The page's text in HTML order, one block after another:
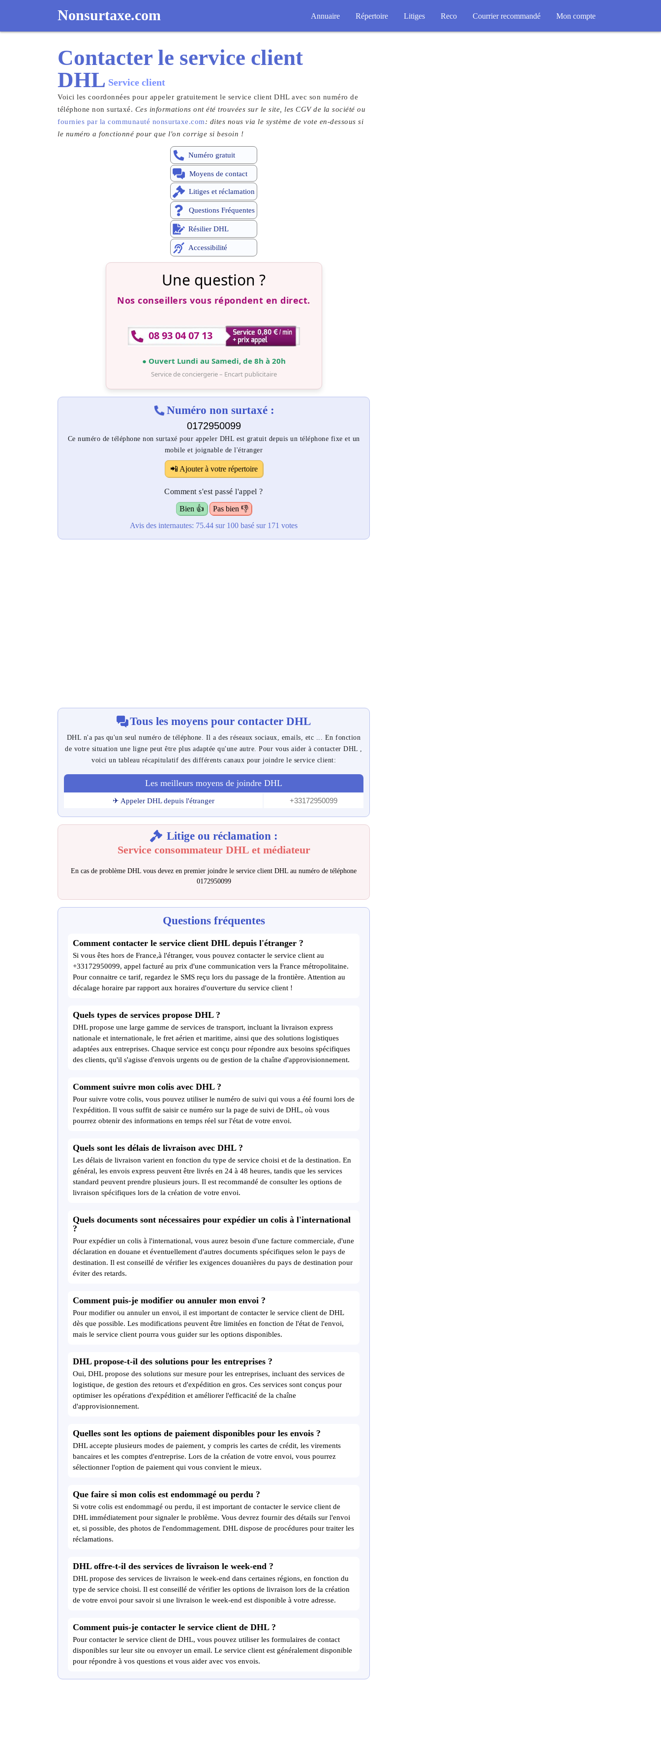
Nonsurtaxe.com Annuaire Répertoire Litiges Reco Courrier recommandé Mon compte
Contacter le service client
DHL Service client
Voici les coordonnées pour appeler gratuitement le service client DHL avec son numéro de
téléphone non surtaxé. Ces informations ont été trouvées sur le site, les CGV de la société ou
fournies par la communauté nonsurtaxe.com: dites nous via le système de vote en-dessous si
le numéro a fonctionné pour que l'on corrige si besoin !
Numéro gratuit
Moyens de contact
Litiges et réclamation
Questions Fréquentes
Résilier DHL
Accessibilité
Une question ?
Nos conseillers vous répondent en direct.
08 93 04 07 13
● Ouvert Lundi au Samedi, de 8h à 20h
Service de conciergerie – Encart publicitaire
Numéro non surtaxé :
0172950099
Ce numéro de téléphone non surtaxé pour appeler DHL est gratuit depuis un téléphone fixe et un
mobile et joignable de l'étranger
📲 Ajouter à votre répertoire
Comment s'est passé l'appel ?
Bien 👍
Pas bien 👎
Avis des internautes: 75.44 sur 100 basé sur 171 votes
Tous les moyens pour contacter DHL
DHL n'a pas qu'un seul numéro de téléphone. Il a des réseaux sociaux, emails, etc ... En fonction
de votre situation une ligne peut être plus adaptée qu'une autre. Pour vous aider à contacter DHL ,
voici un tableau récapitulatif des différents canaux pour joindre le service client:
Les meilleurs moyens de joindre DHL
✈ Appeler DHL depuis l'étranger +33172950099
Litige ou réclamation :
Service consommateur DHL et médiateur
En cas de problème DHL vous devez en premier joindre le service client DHL au numéro de téléphone
0172950099
Questions fréquentes
Comment contacter le service client DHL depuis l'étranger ?
Si vous êtes hors de France,à l'étranger, vous pouvez contacter le service client au
+33172950099, appel facturé au prix d'une communication vers la France métropolitaine.
Pour connaitre ce tarif, regardez le SMS reçu lors du passage de la frontière. Attention au
décalage horaire par rapport aux horaires d'ouverture du service client !
Quels types de services propose DHL ?
DHL propose une large gamme de services de transport, incluant la livraison express
nationale et internationale, le fret aérien et maritime, ainsi que des solutions logistiques
adaptées aux entreprises. Chaque service est conçu pour répondre aux besoins spécifiques
des clients, qu'il s'agisse d'envois urgents ou de gestion de la chaîne d'approvisionnement.
Comment suivre mon colis avec DHL ?
Pour suivre votre colis, vous pouvez utiliser le numéro de suivi qui vous a été fourni lors de
l'expédition. Il vous suffit de saisir ce numéro sur la page de suivi de DHL, où vous
pourrez obtenir des informations en temps réel sur l'état de votre envoi.
Quels sont les délais de livraison avec DHL ?
Les délais de livraison varient en fonction du type de service choisi et de la destination. En
général, les envois express peuvent être livrés en 24 à 48 heures, tandis que les services
standard peuvent prendre plusieurs jours. Il est recommandé de consulter les options de
livraison spécifiques lors de la création de votre envoi.
Quels documents sont nécessaires pour expédier un colis à l'international
?
Pour expédier un colis à l'international, vous aurez besoin d'une facture commerciale, d'une
déclaration en douane et éventuellement d'autres documents spécifiques selon le pays de
destination. Il est conseillé de vérifier les exigences douanières du pays de destination pour
éviter des retards.
Comment puis-je modifier ou annuler mon envoi ?
Pour modifier ou annuler un envoi, il est important de contacter le service client de DHL
dès que possible. Les modifications peuvent être limitées en fonction de l'état de l'envoi,
mais le service client pourra vous guider sur les options disponibles.
DHL propose-t-il des solutions pour les entreprises ?
Oui, DHL propose des solutions sur mesure pour les entreprises, incluant des services de
logistique, de gestion des retours et d'expédition en gros. Ces services sont conçus pour
optimiser les opérations d'expédition et améliorer l'efficacité de la chaîne
d'approvisionnement.
Quelles sont les options de paiement disponibles pour les envois ?
DHL accepte plusieurs modes de paiement, y compris les cartes de crédit, les virements
bancaires et les comptes d'entreprise. Lors de la création de votre envoi, vous pourrez
sélectionner l'option de paiement qui vous convient le mieux.
Que faire si mon colis est endommagé ou perdu ?
Si votre colis est endommagé ou perdu, il est important de contacter le service client de
DHL immédiatement pour signaler le problème. Vous devrez fournir des détails sur l'envoi
et, si possible, des photos de l'endommagement. DHL dispose de procédures pour traiter les
réclamations.
DHL offre-t-il des services de livraison le week-end ?
DHL propose des services de livraison le week-end dans certaines régions, en fonction du
type de service choisi. Il est conseillé de vérifier les options de livraison lors de la création
de votre envoi pour savoir si une livraison le week-end est disponible à votre adresse.
Comment puis-je contacter le service client de DHL ?
Pour contacter le service client de DHL, vous pouvez utiliser les formulaires de contact
disponibles sur leur site ou envoyer un email. Le service client est généralement disponible
pour répondre à vos questions et vous aider avec vos envois.